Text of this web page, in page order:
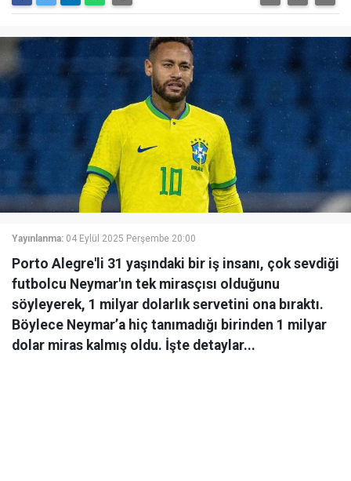
Yayınlanma: 04 Eylül 2025 Perşembe 20:00
Porto Alegre'li 31 yaşındaki bir iş insanı, çok sevdiği
futbolcu Neymar'ın tek mirasçısı olduğunu
söyleyerek, 1 milyar dolarlık servetini ona bıraktı.
Böylece Neymar’a hiç tanımadığı birinden 1 milyar
dolar miras kalmış oldu. İşte detaylar...